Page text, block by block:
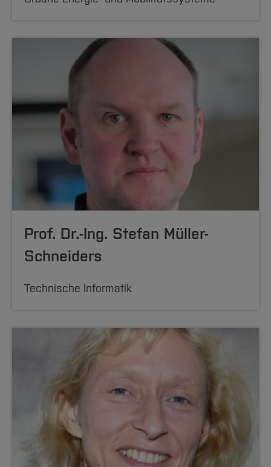
Prof. Dr.-Ing. Stefan Müller-
Schneiders
Technische Informatik